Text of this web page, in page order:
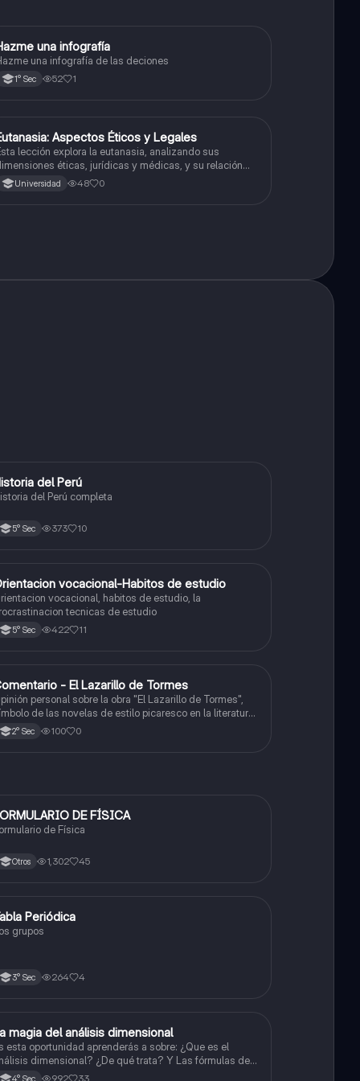
Desarrollo Personal, Ciudadanía y Cívica
una infografía
una infografía de las deciones
1° Sec 52 1
Desarrollo Personal, Ciudadanía y Cívica
Aspectos Éticos y Legales
lección explora la eutanasia, analizando sus
éticas, jurídicas y médicas, y su relación
con la autonomía personal y la dignidad humana.
Universidad 48 0
Ciencias Sociales
del Perú
del Perú completa
5° Sec 373 10
Ciencias Socialesvocacional-Habitos de estudio
vocacional, habitos de estudio, la
tecnicas de estudio
5° Sec 422 11
Castellano - El Lazarillo de Tormes
personal sobre la obra "El Lazarillo de Tormes",
de las novelas de estilo picaresco en la literatura
española.
2° Sec 100 0
Física DE FÍSICA
de Física
Otros 1,302 45
QuímicaPeriódica
grupos
3° Sec 264 4
Física
magia del análisis dimensional
esta oportunidad aprenderás a sobre: ¿Que es el
dimensional? ¿De qué trata? Y Las fórmulas de
las magnitudes fundamentales y derivadas.
992 33